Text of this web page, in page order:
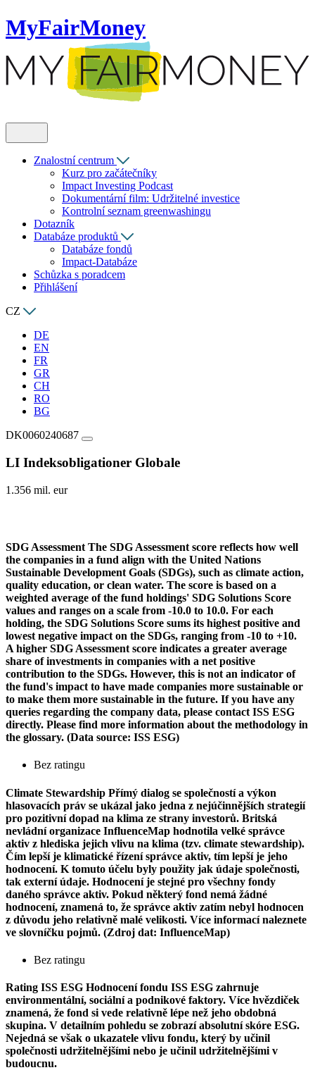
MyFairMoney
Znalostní centrum
Kurz pro začátečníky
Impact Investing Podcast
Dokumentární film: Udržitelné investice
Kontrolní seznam greenwashingu
Dotazník
Databáze produktů
Databáze fondů
Impact-Databáze
Schůzka s poradcem
Přihlášení
CZ
DE
EN
FR
GR
CH
RO
BG
DK0060240687
LI Indeksobligationer Globale
1.356 mil. eur
SDG Assessment The SDG Assessment score reflects how well
the companies in a fund align with the United Nations
Sustainable Development Goals (SDGs), such as climate action,
quality education, or clean water. The score is based on a
weighted average of the fund holdings' SDG Solutions Score
values and ranges on a scale from -10.0 to 10.0. For each
holding, the SDG Solutions Score sums its highest positive and
lowest negative impact on the SDGs, ranging from -10 to +10.
A higher SDG Assessment score indicates a greater average
share of investments in companies with a net positive
contribution to the SDGs. However, this is not an indicator of
the fund's impact to have made companies more sustainable or
to make them more sustainable in the future. If you have any
queries regarding the company data, please contact ISS ESG
directly. Please find more information about the methodology in
the glossary. (Data source: ISS ESG)
Bez ratingu
Climate Stewardship Přímý dialog se společností a výkon
hlasovacích práv se ukázal jako jedna z nejúčinnějších strategií
pro pozitivní dopad na klima ze strany investorů. Britská
nevládní organizace InfluenceMap hodnotila velké správce
aktiv z hlediska jejich vlivu na klima (tzv. climate stewardship).
Čím lepší je klimatické řízení správce aktiv, tím lepší je jeho
hodnocení. K tomuto účelu byly použity jak údaje společnosti,
tak externí údaje. Hodnocení je stejné pro všechny fondy
daného správce aktiv. Pokud některý fond nemá žádné
hodnocení, znamená to, že správce aktiv zatím nebyl hodnocen
z důvodu jeho relativně malé velikosti. Více informací naleznete
ve slovníčku pojmů. (Zdroj dat: InfluenceMap)
Bez ratingu
Rating ISS ESG Hodnocení fondu ISS ESG zahrnuje
environmentální, sociální a podnikové faktory. Více hvězdiček
znamená, že fond si vede relativně lépe než jeho obdobná
skupina. V detailním pohledu se zobrazí absolutní skóre ESG.
Nejedná se však o ukazatele vlivu fondu, který by učinil
společnosti udržitelnějšími nebo je učinil udržitelnějšími v
budoucnu.